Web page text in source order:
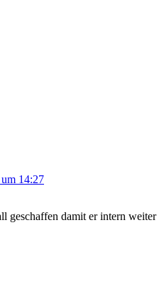
14:27
geschaffen damit er intern weiter